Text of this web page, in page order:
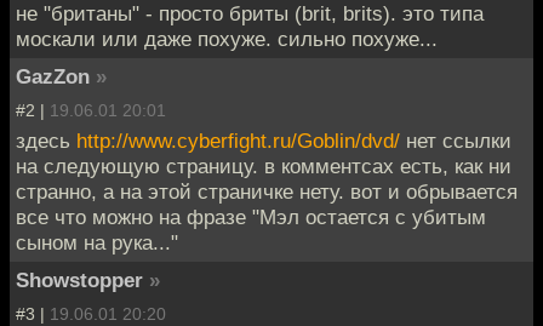
не "британы" - просто бриты (brit, brits). это типа
москали или даже похуже. сильно похуже...
GazZon »
#2 | 19.06.01 20:01
здесь http://www.cyberfight.ru/Goblin/dvd/ нет ссылки
на следующую страницу. в комментсах есть, как ни
странно, а на этой страничке нету. вот и обрывается
все что можно на фразе "Мэл остается с убитым
сыном на рука..."
Showstopper »
#3 | 19.06.01 20:20